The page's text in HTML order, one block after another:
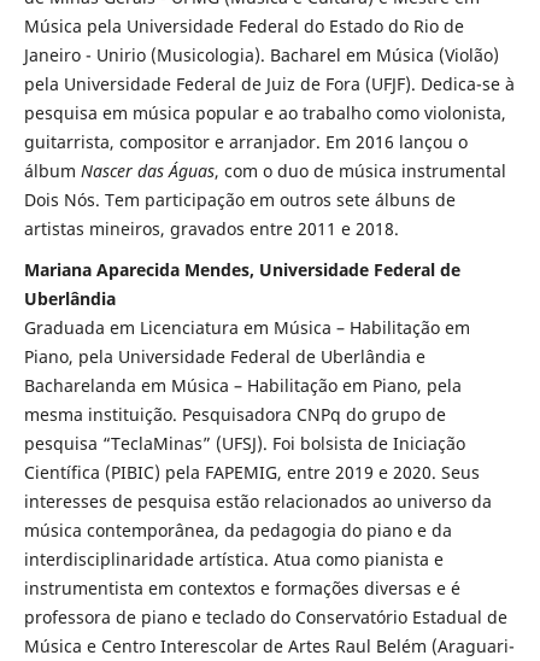
Música pela Universidade Federal do Estado do Rio de
Janeiro - Unirio (Musicologia). Bacharel em Música (Violão)
pela Universidade Federal de Juiz de Fora (UFJF). Dedica-se à
pesquisa em música popular e ao trabalho como violonista,
guitarrista, compositor e arranjador. Em 2016 lançou o
álbum Nascer das Águas, com o duo de música instrumental
Dois Nós. Tem participação em outros sete álbuns de
artistas mineiros, gravados entre 2011 e 2018.
Mariana Aparecida Mendes, Universidade Federal de
Uberlândia
Graduada em Licenciatura em Música – Habilitação em
Piano, pela Universidade Federal de Uberlândia e
Bacharelanda em Música – Habilitação em Piano, pela
mesma instituição. Pesquisadora CNPq do grupo de
pesquisa “TeclaMinas” (UFSJ). Foi bolsista de Iniciação
Científica (PIBIC) pela FAPEMIG, entre 2019 e 2020. Seus
interesses de pesquisa estão relacionados ao universo da
música contemporânea, da pedagogia do piano e da
interdisciplinaridade artística. Atua como pianista e
instrumentista em contextos e formações diversas e é
professora de piano e teclado do Conservatório Estadual de
Música e Centro Interescolar de Artes Raul Belém (Araguari-